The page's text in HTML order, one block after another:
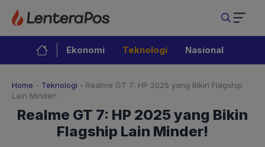
Langsung
isi
Ekonomi Teknologi Nasional
Home - Teknologi - Realme GT 7: HP 2025 yang Bikin Flagship
Lain Minder!
Realme GT 7: HP 2025 yang Bikin
Flagship Lain Minder!